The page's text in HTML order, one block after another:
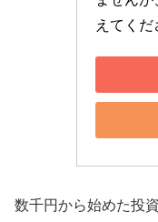
えてくだ
数千円から始めた投